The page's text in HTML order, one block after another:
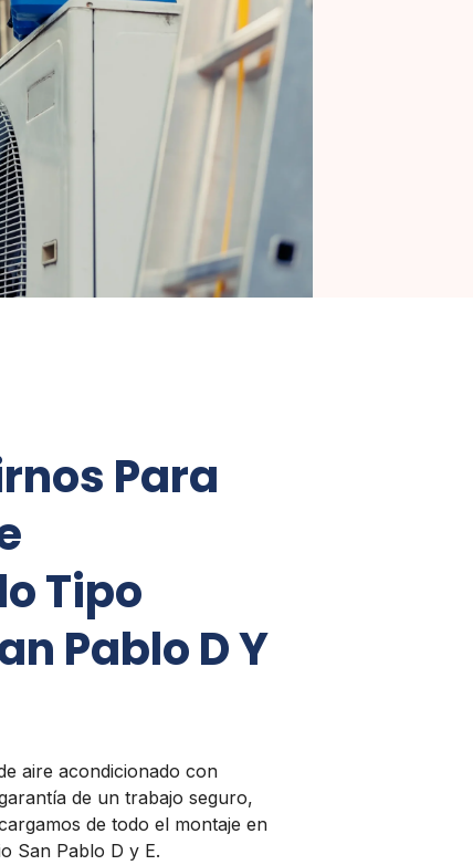
Para
Tipo
Pablo D Y
aire acondicionado con
de un trabajo seguro,
de todo el montaje en
San Pablo D y E.